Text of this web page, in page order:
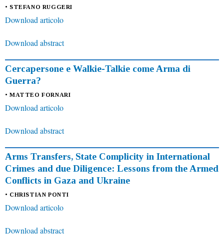
• STEFANO RUGGERI
Download articolo
Download abstract
Cercapersone e Walkie-Talkie come Arma di
Guerra?
• MATTEO FORNARI
Download articolo
Download abstract
Arms Transfers, State Complicity in International
Crimes and due Diligence: Lessons from the Armed
Conflicts in Gaza and Ukraine
• CHRISTIAN PONTI
Download articolo
Download abstract